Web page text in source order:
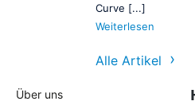
Über uns
Curve [...]
Weiterlesen
Alle Artikel